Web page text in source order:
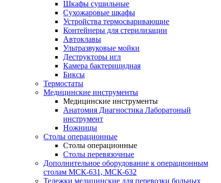
Шкафы сушильные
Сухожаровые шкафы
Устройства термосваривающие
Контейнеры для стерилизации
Автоклавы
Ультразвуковые мойки
Деструкторы игл
Камера бактерицидная
Биксы
Термостаты
Медицинские инструменты
Медицинские инструменты
Анатомия Диагностика Лаборатоный
инструмент
Ножницы
Столы операционные
Столы операционные
Столы перевязочные
Дополнительное оборудование к операционным
столам МСК-631, МСК-632
Тележки медицинские для перевозки больных